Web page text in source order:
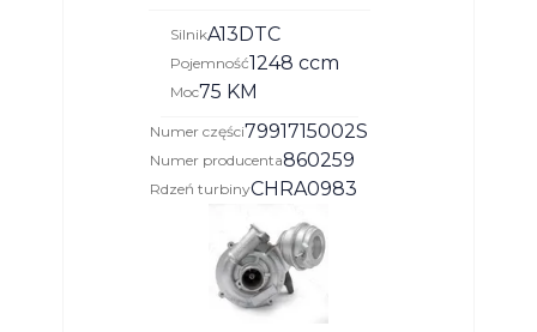
SilnikA13DTC
Pojemność1248 ccm
Moc75 KM
Numer części7991715002S
Numer producenta860259
Rdzeń turbinyCHRA0983